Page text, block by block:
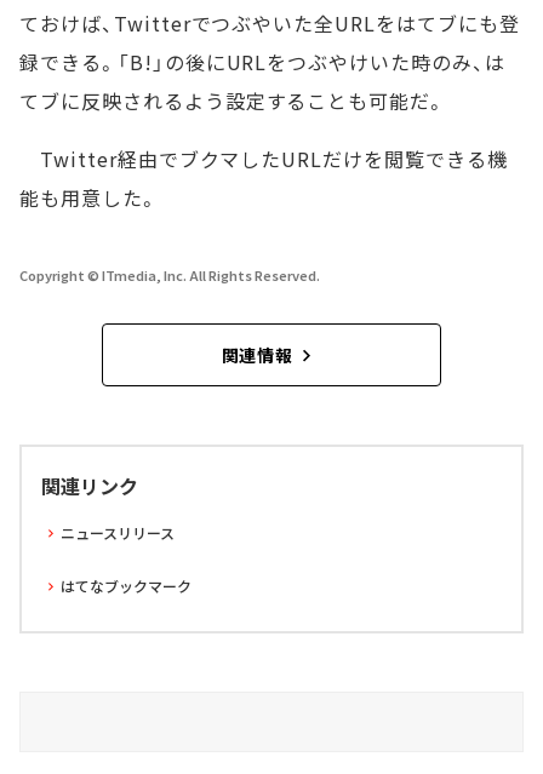
ておけば、Twitterでつぶやいた全URLをはてブにも登
録できる。「B!」の後にURLをつぶやけいた時のみ、は
てブに反映されるよう設定することも可能だ。
Twitter経由でブクマしたURLだけを閲覧できる機
能も用意した。
Copyright © ITmedia, Inc. All Rights Reserved.
関連情報
関連リンク
ニュースリリース
はてなブックマーク